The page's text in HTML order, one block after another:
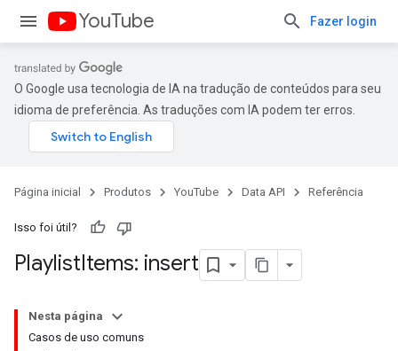
YouTube Fazer login
O Google usa tecnologia de IA na tradução de conteúdos para seu
idioma de preferência. As traduções com IA podem ter erros.
Página inicial Produtos YouTube Data API Referência
Isso foi útil?
PlaylistItems: insert
Nesta página
Casos de uso comuns